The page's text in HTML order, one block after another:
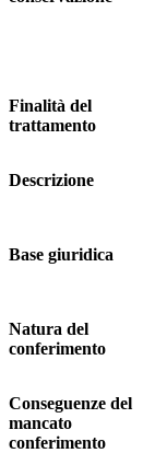
Finalità del
trattamento
Descrizione
Base giuridica
Natura del
conferimento
Conseguenze del
mancato
conferimento